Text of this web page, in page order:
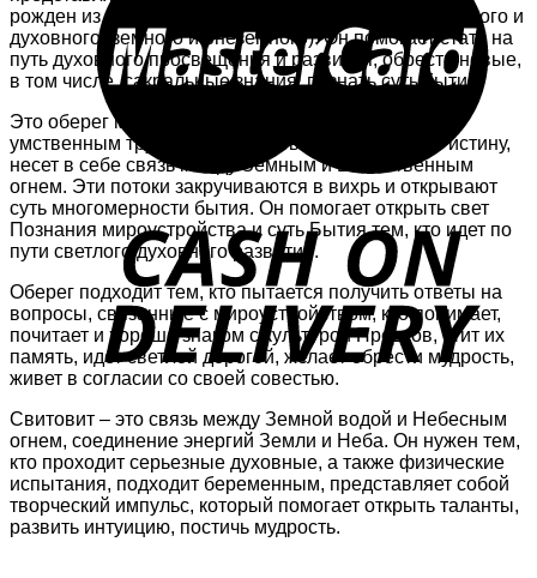
рожден из двух энергетических потоков: материального и
духовного (земного и внеземного). Он помогает стать на
путь духовного просвещения и развития, обрести новые,
в том числе, сакральные знания, познать суть бытия.
Это оберег мудрецов, он подходит тем, кто занят
умственным трудом. Он олицетворяет свободу и истину,
несет в себе связь между Земным и Божественным
огнем. Эти потоки закручиваются в вихрь и открывают
суть многомерности бытия. Он помогает открыть свет
Познания мироустройства и суть Бытия тем, кто идет по
пути светлого духовного развития.
Оберег подходит тем, кто пытается получить ответы на
вопросы, связанные с мироустройством, кто понимает,
почитает и хорошо знаком с культурой Предков, чтит их
память, идет светлой дорогой, желает обрести мудрость,
живет в согласии со своей совестью.
Свитовит – это связь между Земной водой и Небесным
огнем, соединение энергий Земли и Неба. Он нужен тем,
кто проходит серьезные духовные, а также физические
испытания, подходит беременным, представляет собой
творческий импульс, который помогает открыть таланты,
развить интуицию, постичь мудрость.